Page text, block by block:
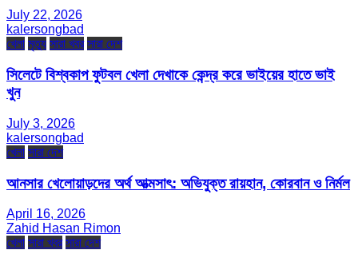
July 22, 2026
kalersongbad
খেলা মৃত্যু সারা খবর সারা দেশ
সিলেটে বিশ্বকাপ ফুটবল খেলা দেখাকে কেন্দ্র করে ভাইয়ের হাতে ভাই
খুন
July 3, 2026
kalersongbad
খেলা সারা দেশ
আনসার খেলোয়াড়দের অর্থ আত্মসাৎ: অভিযুক্ত রায়হান, কোরবান ও নির্মল
April 16, 2026
Zahid Hasan Rimon
খেলা সারা খবর সারা দেশ